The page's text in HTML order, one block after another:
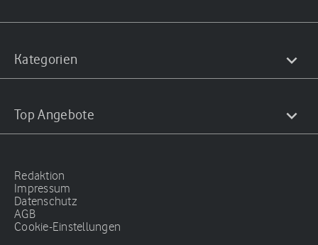
Kategorien
Top Angebote
Redaktion
Impressum
Datenschutz
AGB
Cookie-Einstellungen